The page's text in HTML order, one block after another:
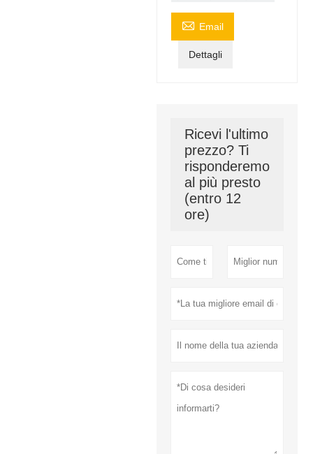
 Email
Dettagli
Ricevi l'ultimo
prezzo? Ti
risponderemo
al più presto
(entro 12
ore)